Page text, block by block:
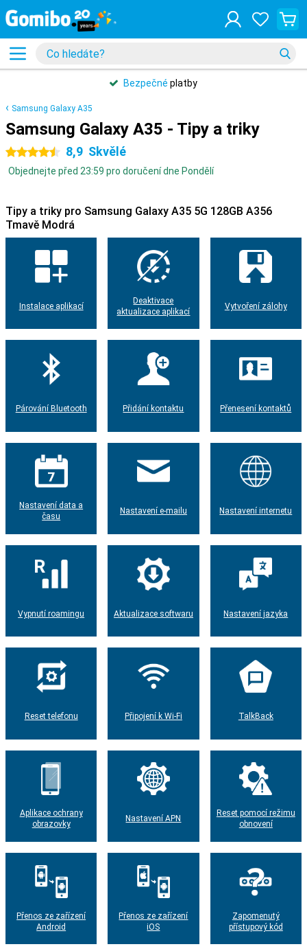
Bezpečné platby
Samsung Galaxy A35
Samsung Galaxy A35 - Tipy a triky
4.5 hvězdičky 8,9 Skvělé
Objednejte před 23:59 pro doručení dne Pondělí
Tipy a triky pro Samsung Galaxy A35 5G 128GB A356
Tmavě Modrá
Instalace aplikací
Deaktivace
aktualizace aplikací
Vytvoření zálohy
Párování Bluetooth Přidání kontaktu Přenesení kontaktů
Nastavení data a
času
Nastavení e-mailu Nastavení internetu
Vypnutí roamingu Aktualizace softwaru Nastavení jazyka
Reset telefonu Připojení k Wi-Fi TalkBack
Aplikace ochrany
obrazovky
Nastavení APN
Reset pomocí režimu
obnovení
Přenos ze zařízení
Android
Přenos ze zařízení
iOS
Zapomenutý
přístupový kód